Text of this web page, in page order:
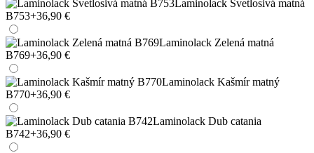
Laminolack Svetlosivá matná
B753+36,90 €
Laminolack Zelená matná
B769+36,90 €
Laminolack Kašmír matný
B770+36,90 €
Laminolack Dub catania
B742+36,90 €